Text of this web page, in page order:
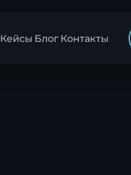
Кейсы Блог Контакты